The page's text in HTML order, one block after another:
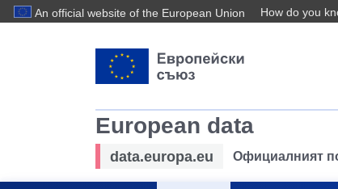
An official website of the European Union How do you
European data
data.europa.eu Официалният